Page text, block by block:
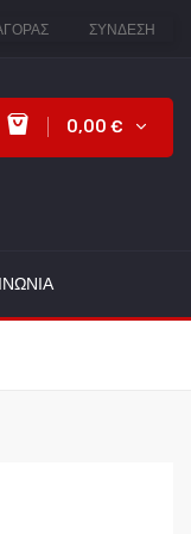
ΣΎΝΔΕΣΗ
0,00 €